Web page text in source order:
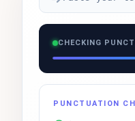
CHECKING
PUNCTUATION